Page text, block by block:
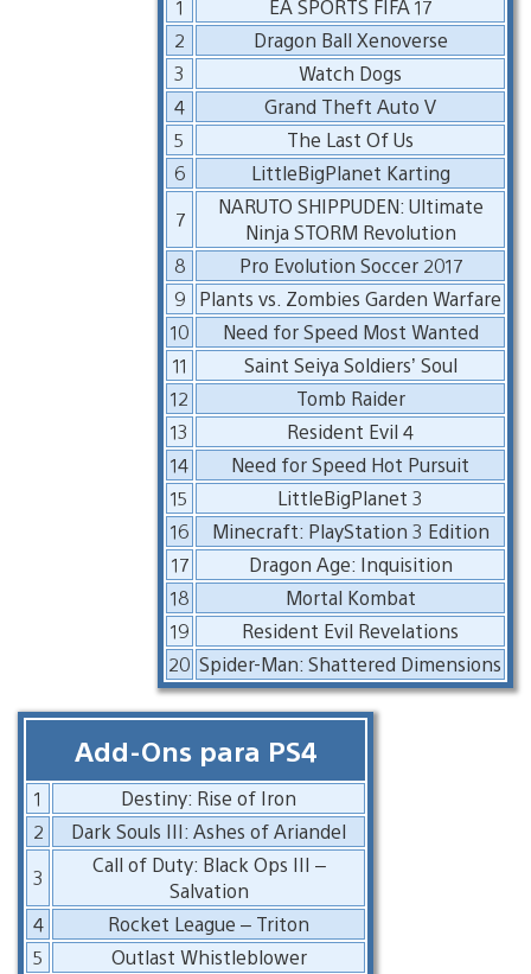
1
EA SPORTS FIFA 17
2
Dragon Ball Xenoverse
3
Watch Dogs
4
Grand Theft Auto V
5
The Last Of Us
6
LittleBigPlanet Karting
7
NARUTO SHIPPUDEN: Ultimate
Ninja STORM Revolution
8
Pro Evolution Soccer 2017
9
Plants vs. Zombies Garden Warfare
10
Need for Speed Most Wanted
11
Saint Seiya Soldiers’ Soul
12
Tomb Raider
13
Resident Evil 4
14
Need for Speed Hot Pursuit
15
LittleBigPlanet 3
16
Minecraft: PlayStation 3 Edition
17
Dragon Age: Inquisition
18
Mortal Kombat
19
Resident Evil Revelations
20 Spider-Man: Shattered Dimensions
Add-Ons para PS4
1
Destiny: Rise of Iron
2
Dark Souls III: Ashes of Ariandel
3
Call of Duty: Black Ops III –
Salvation
4
Rocket League – Triton
5
Outlast Whistleblower